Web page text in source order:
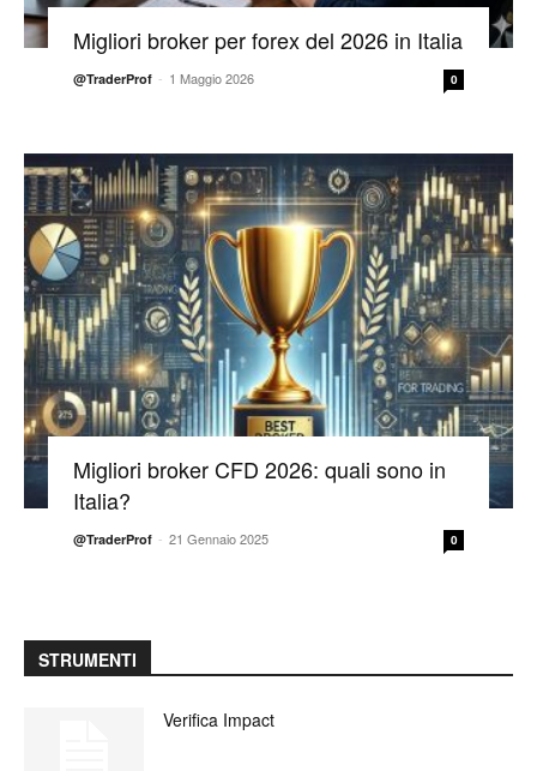
Migliori broker per forex del 2026 in Italia
@TraderProf - 1 Maggio 2026 0
Migliori broker CFD 2026: quali sono in
Italia?
@TraderProf - 21 Gennaio 2025 0
STRUMENTI
Verifica Impact